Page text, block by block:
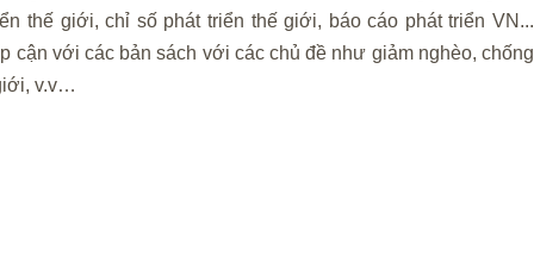
thế giới, chỉ số phát triển thế giới, báo cáo phát triển VN...
cận với các bản sách với các chủ đề như giảm nghèo, chống
v.v…